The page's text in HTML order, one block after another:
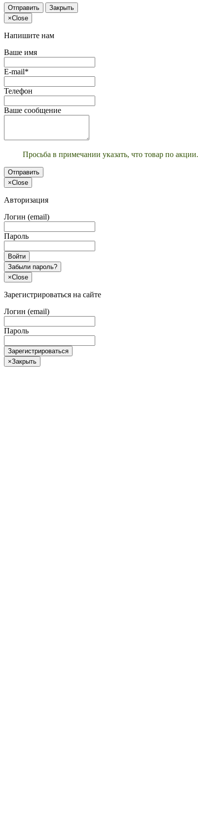
Отправить
Закрыть
×Close
Напишите нам
Ваше имя
E-mail*
Телефон
Ваше сообщение
Просьба в примечании указать, что товар по акции.
Отправить
×Close
Авторизация
Логин (email)
Пароль
Войти
Забыли пароль?
×Close
Зарегистрироваться на сайте
Логин (email)
Пароль
Зарегистрироваться
×Закрыть